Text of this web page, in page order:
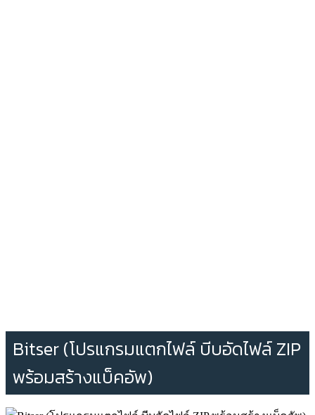
Bitser (โปรแกรมแตกไฟล์ บีบอัดไฟล์ ZIP
พร้อมสร้างแบ็คอัพ)